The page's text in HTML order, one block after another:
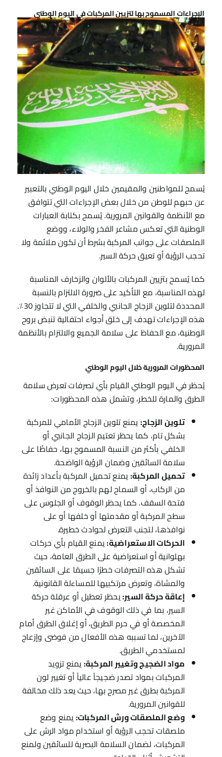
الإجراءات المسموح بها لتزيين المركبات في اليوم الوطني
يُسمح للمواطنين والمقيمين خلال اليوم الوطني بالتعبير
عن حبهم للوطن من خلال بعض الإجراءات التي تتوافق
مع الأنظمة والقوانين المرورية. يُسمح بكتابة العبارات
الوطنية التي تعكس مشاعر الفخر والولاء، ووضع
الملصقات على جوانب المركبة بشرط أن تكون ملائمة ولا
تحجب الرؤية أو تعيق حركة السير.
كما يُسمح بتزيين المركبات بالألوان والزخارف المناسبة
لهذه المناسبة، مع التأكيد على ضرورة الالتزام بالنسبة
المحددة لتلوين الزجاج الجانبي والخلفي التي لا تتجاوز 30٪.
هذه الإجراءات تهدف إلى خلق أجواء احتفالية تنبض بروح
الوطنية، مع الحفاظ على سلامة الجميع والالتزام بالأنظمة
المرورية.
المحظورات المرورية خلال اليوم الوطني
يُحظر في اليوم الوطني القيام بأي تصرفات تعرض سلامة
الطرق والمارة للخطر، وتشمل هذه المحظورات:
تلوين الزجاج:يمنع تلوين الزجاج الأمامي للمركبة
بشكل تام، كما يحظر تعتيم الزجاج الجانبي أو
الخلفي بأكثر من النسبة المسموح بها، حفاظًا على
سلامة السائقين وضمان الرؤية الواضحة.
تحميل المركبة:يمنع تحميل المركبة بأعداد زائدة
من الركاب، أو السماح لهم بالخروج من النوافذ أو
فتحة السقف. كما يحظر الوقوف أو الجلوس على
سطح المركبة أو مقدمتها أو خلفها أو على
نوافذها، لتجنب التعرض لحوادث خطيرة.
الحركات الاستعراضية:يمنع القيام بأي حركات
بهلوانية أو استعراضية على الطرق العامة، حيث
تشكل هذه التصرفات خطرًا جسيمًا على السائقين
والمشاة، وتعرض مرتكبيها للمساءلة القانونية.
إعاقة حركة السير:يحظر تعطيل أو عرقلة حركة
السير، بما في ذلك الوقوف في الأماكن غير
المخصصة أو في حرم الطريق، أو إغلاق الطرق أمام
الآخرين، لما تسببه هذه الأفعال من فوضى وإزعاج
لمستخدمي الطريق.
مواد الضجيج وتغيير المركبة:يمنع تزويد
المركبات بمواد تصدر ضجيجاً عالياً أو تغيير لون
المركبة بطرق غير مصرح بها، حيث يعد ذلك مخالفة
للقوانين المرورية.
وضع الملصقات ورش المركبات:يمنع وضع
ملصقات تحجب الرؤية أو استخدام مواد الرش على
المركبات، لضمان السلامة البصرية للسائقين ولمنع